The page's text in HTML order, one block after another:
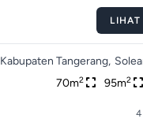
Kabupaten Tangerang,
70m2 95m2
4